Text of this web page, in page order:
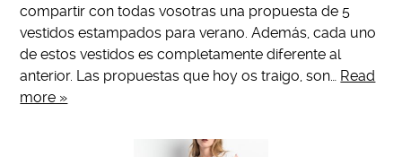
compartir con todas vosotras una propuesta de 5
vestidos estampados para verano. Además, cada uno
de estos vestidos es completamente diferente al
anterior. Las propuestas que hoy os traigo, son… Read
more »